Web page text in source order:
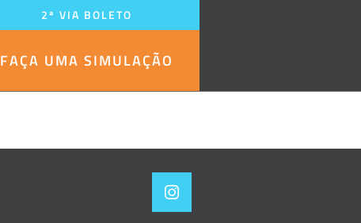
2ª VIA BOLETO
FAÇA UMA SIMULAÇÃO